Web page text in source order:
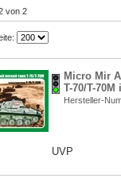
von 2
Micro Mir
T-70/T-70M
Hersteller-
UVP